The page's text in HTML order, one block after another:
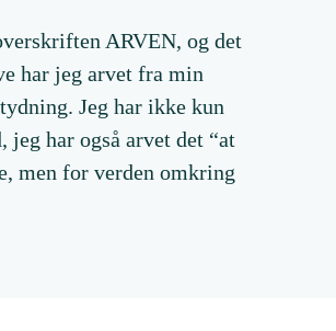
ARVEN, og det
har jeg arvet fra min
Jeg har ikke kun
jeg har også arvet det “at
men for verden omkring